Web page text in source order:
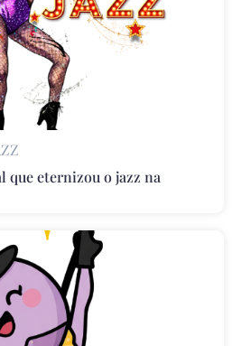
que eternizou o jazz na